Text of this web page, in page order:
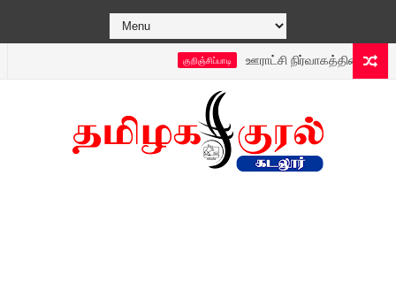
குறிஞ்சிப்பாடி ஊராட்சி நிர்வாகத்தின் புதிய